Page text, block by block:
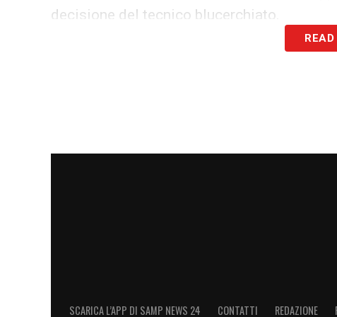
decisione del tecnico blucerchiato.
READ
SCARICA L’APP DI SAMP NEWS 24 CONTATTI REDAZIONE